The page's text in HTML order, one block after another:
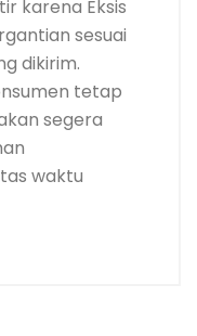
karena Eksis
sesuai
dikirim.
tetap
segera
waktu